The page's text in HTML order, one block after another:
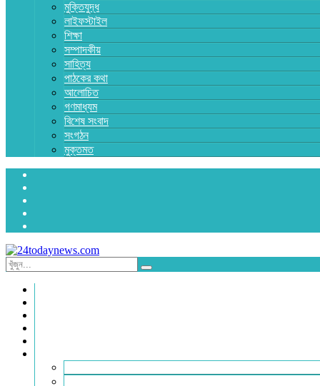
মুক্তিযুদ্ধ
লাইফস্টাইল
শিক্ষা
সম্পাদকীয়
সাহিত্য
পাঠকের কথা
আলোচিত
গণমাধ্যম
বিশেষ সংবাদ
সংগঠন
মুক্তমত